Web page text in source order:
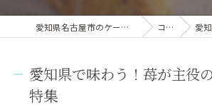
愛知県名古屋市のケーキならatelier yomi コラム 愛知県
愛知県で味わう！苺が主役
特集